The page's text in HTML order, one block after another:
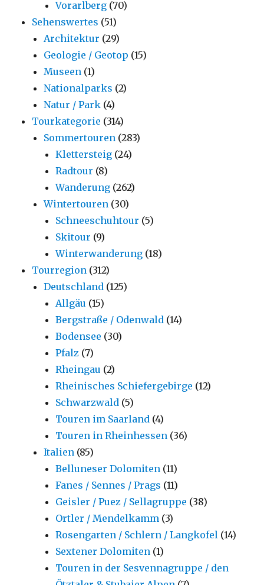
Vorarlberg (70)
Sehenswertes (51)
Architektur (29)
Geologie / Geotop (15)
Museen (1)
Nationalparks (2)
Natur / Park (4)
Tourkategorie (314)
Sommertouren (283)
Klettersteig (24)
Radtour (8)
Wanderung (262)
Wintertouren (30)
Schneeschuhtour (5)
Skitour (9)
Winterwanderung (18)
Tourregion (312)
Deutschland (125)
Allgäu (15)
Bergstraße / Odenwald (14)
Bodensee (30)
Pfalz (7)
Rheingau (2)
Rheinisches Schiefergebirge (12)
Schwarzwald (5)
Touren im Saarland (4)
Touren in Rheinhessen (36)
Italien (85)
Belluneser Dolomiten (11)
Fanes / Sennes / Prags (11)
Geisler / Puez / Sellagruppe (38)
Ortler / Mendelkamm (3)
Rosengarten / Schlern / Langkofel (14)
Sextener Dolomiten (1)
Touren in der Sesvennagruppe / den